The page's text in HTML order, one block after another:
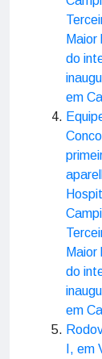
Maior
do
em
Maior
do
em
I, em